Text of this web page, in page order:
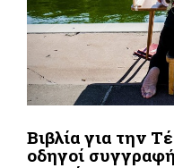
Βιβλία για την
οδηγοί